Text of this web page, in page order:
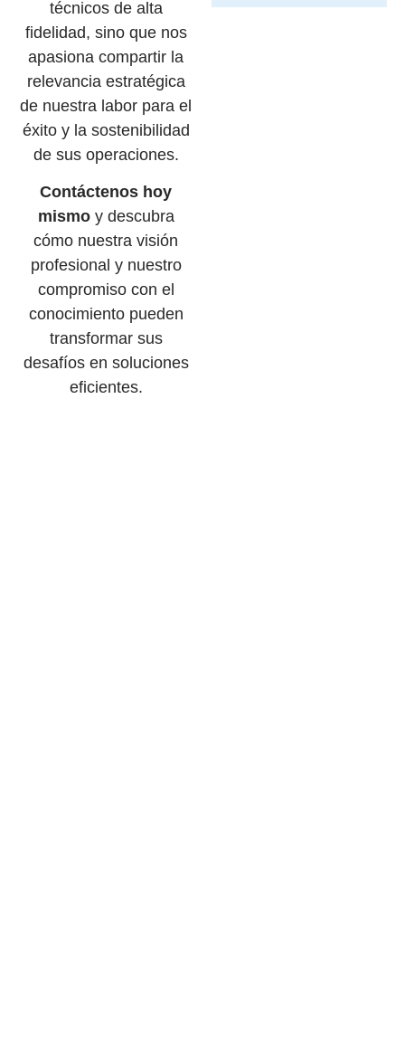
técnicos de alta
fidelidad, sino que nos
apasiona compartir la
relevancia estratégica
de nuestra labor para el
éxito y la sostenibilidad
de sus operaciones.
Contáctenos hoy
mismoy descubra
cómo nuestra visión
profesional y nuestro
compromiso con el
conocimiento pueden
transformar sus
desafíos en soluciones
eficientes.